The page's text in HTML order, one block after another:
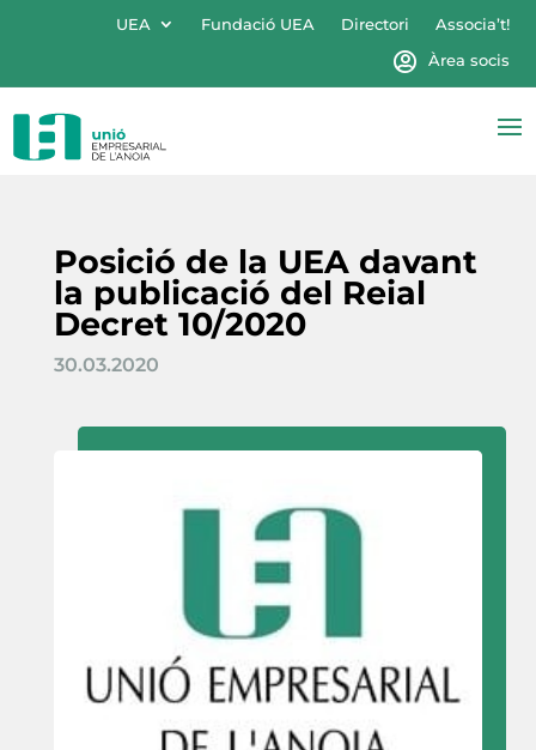
UEA Fundació UEA Directori
Associa’t!
Àrea socis
Posició de la UEA davant
la publicació del Reial
Decret 10/2020
30.03.2020